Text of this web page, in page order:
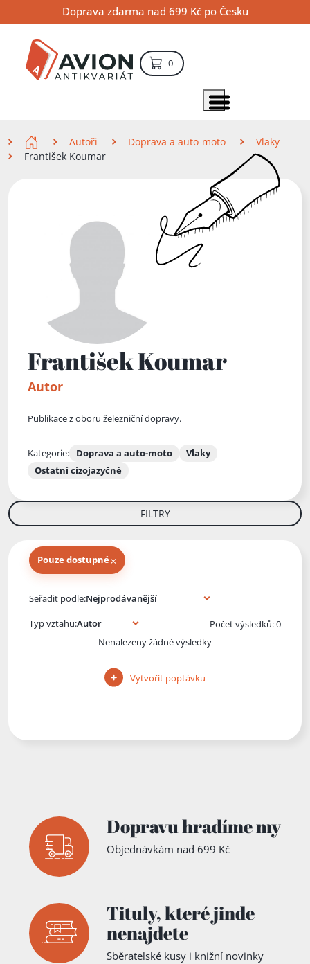
na
obsah
na
navigaci
na
vyhledávání
Doprava zdarma nad 699 Kč po Česku
0položek – košík
Zobrazit položky menu
Autoři Doprava a auto-moto
Vlaky
František Koumar
František Koumar
Autor
Publikace z oboru železniční dopravy.
Kategorie: Doprava a auto-moto
Vlaky
Ostatní cizojazyčné
FILTRY
Pouze dostupné×
Seřadit podle:
Typ vztahu:
Počet výsledků: 0
Nenalezeny žádné výsledky
Vytvořit poptávku
Dopravu hradíme my
Objednávkám nad 699 Kč
Tituly,které jinde
nenajdete
Sběratelské kusy i knižní novinky